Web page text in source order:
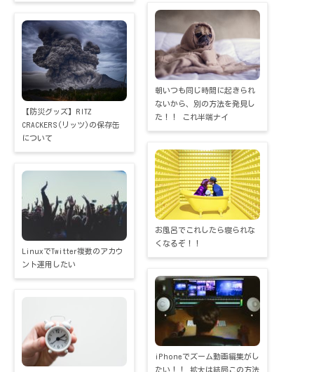
【防災グッズ】RITZ
CRACKERS(リッツ)の保存缶
について
LinuxでTwitter複数のアカウ
ント運用したい
朝いつも同じ時間に起きられ
ないから、別の方法を発見し
た！！ これ半端ナイ
お風呂でこれしたら寝られな
くなるぞ！！
iPhoneでズーム動画編集がし
たい！！ 拡大は結局この方法